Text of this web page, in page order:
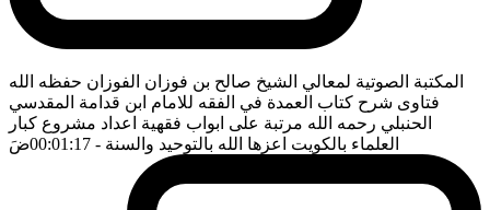
المكتبة الصوتية لمعالي الشيخ صالح بن فوزان الفوزان حفظه الله
فتاوى شرح كتاب العمدة في الفقه للامام ابن قدامة المقدسي
الحنبلي رحمه الله مرتبة على ابواب فقهية اعداد مشروع كبار
العلماء بالكويت اعزها الله بالتوحيد والسنة - 00:01:17 ضَ